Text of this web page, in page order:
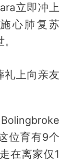
立即冲上
心肺复苏
礼上向亲友
位育有9个
在离家仅1